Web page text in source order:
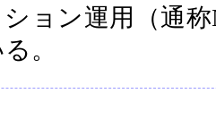
ョン運用（通
。